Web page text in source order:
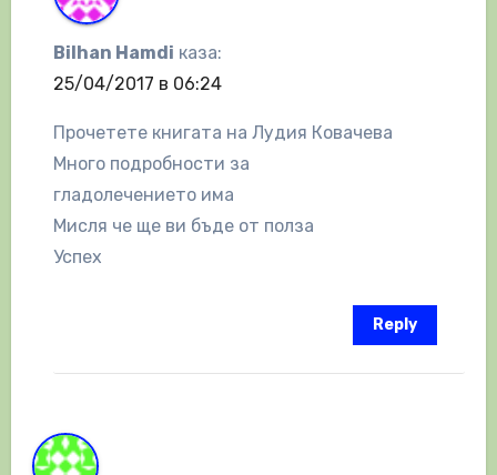
Bilhan Hamdi каза:
25/04/2017 в 06:24
Прочетете книгата на Лудия Ковачева
Много подробности за
гладолечението има
Мисля че ще ви бъде от полза
Успех
Reply